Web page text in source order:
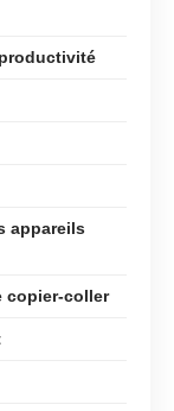
appareils
copier-coller